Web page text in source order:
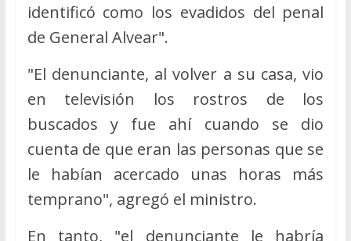
identificó como los evadidos del penal
de General Alvear".
"El denunciante, al volver a su casa, vio
en televisión los rostros de los
buscados y fue ahí cuando se dio
cuenta de que eran las personas que se
le habían acercado unas horas más
temprano", agregó el ministro.
En tanto, "el denunciante le habría